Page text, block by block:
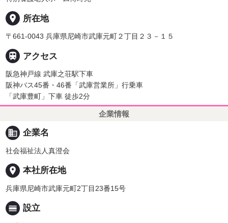
place 所在地
〒661-0043 兵庫県尼崎市武庫元町２丁目２３－１５
 アクセス
阪急神戸線 武庫之荘駅下車
阪神バス45番・46番「武庫営業所」行乗車
「武庫豊町」下車 徒歩2分
企業情報
business 企業名
社会福祉法人真澄会
place 本社所在地
兵庫県尼崎市武庫元町2丁目23番15号
calendar_view_day 設立